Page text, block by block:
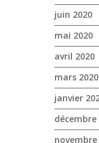
juin 2020
mai 2020
avril 2020
mars 2020
janvier
décembre
novembre